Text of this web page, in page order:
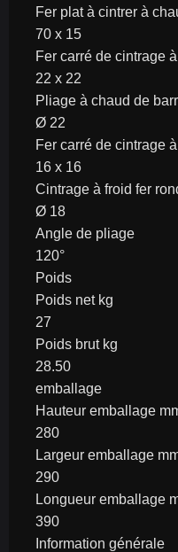
Fer plat à cintrer à
70 x 15
Fer carré de cintrage
22 x 22
Pliage à chaud de
Ø 22
Fer carré de cintrage
16 x 16
Cintrage à froid fer
Ø 18
Angle de pliage
120°
Poids
Poids net kg
27
Poids brut kg
28.50
emballage
Hauteur emballage
280
Largeur emballage
290
Longueur emballage
390
Information générale